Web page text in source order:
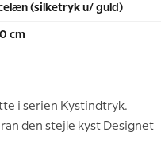
(silketryk u/ guld)
cm
i serien Kystindtryk.
den stejle kyst Designet